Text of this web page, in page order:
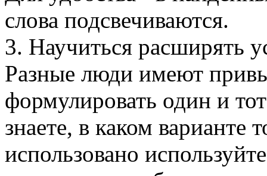
слова подсвечиваются.
3. Научиться расширять
Разные люди имеют
формулировать один и
знаете, в каком варианте
использовано